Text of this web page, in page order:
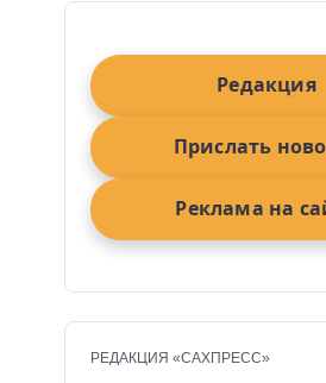
Редакция
Прислать
Реклама на
РЕДАКЦИЯ «САХПРЕСС»